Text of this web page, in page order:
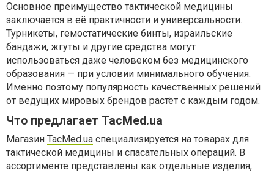
Основное преимущество тактической медицины
заключается в её практичности и универсальности.
Турникеты, гемостатические бинты, израильские
бандажи, жгуты и другие средства могут
использоваться даже человеком без медицинского
образования — при условии минимального обучения.
Именно поэтому популярность качественных решений
от ведущих мировых брендов растёт с каждым годом.
Что предлагает TacMed.ua
Магазин TacMed.ua специализируется на товарах для
тактической медицины и спасательных операций. В
ассортименте представлены как отдельные изделия,